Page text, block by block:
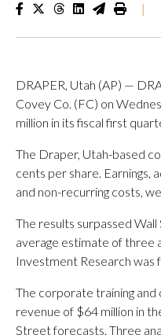
|
DRAPER, Utah (AP) —
Covey Co. (FC) on
million in its fiscal first
The Draper, Utah-based
cents per share. Earnings,
and non-recurring costs,
The results surpassed
average estimate of three
Investment Research was
The corporate training
revenue of $64 million in
Street forecasts. Three